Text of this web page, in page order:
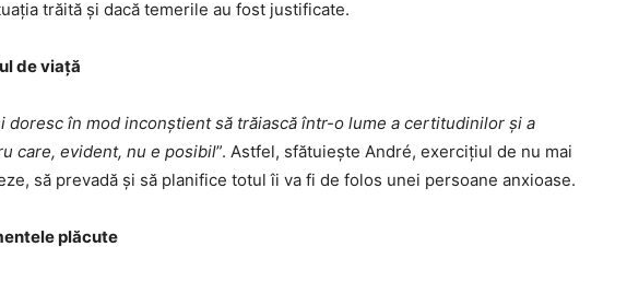
trăită și dacă temerile au fost justificate.
de viață
doresc în mod inconștient să trăiască într-o lume a certitudinilor și a
care, evident, nu e posibil”. Astfel, sfătuiește André, exercițiul de nu mai
să prevadă și să planifice totul îi va fi de folos unei persoane anxioase.
plăcute